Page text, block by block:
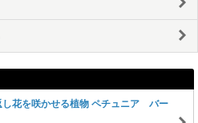
し花を咲かせる植物 ペチュニア バー